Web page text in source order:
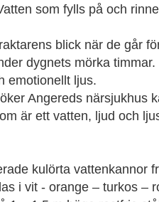
som fylls på och
blick när de går
dygnets mörka
emotionellt ljus.
Angereds närsjukhus
är ett vatten, ljud och
kulörta vattenkannor
i vit - orange – turkos –